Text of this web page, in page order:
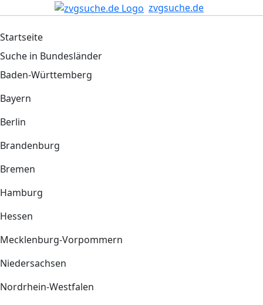
zvgsuche.de
Startseite
Suche in Bundesländer
Baden-Württemberg
Bayern
Berlin
Brandenburg
Bremen
Hamburg
Hessen
Mecklenburg-Vorpommern
Niedersachsen
Nordrhein-Westfalen